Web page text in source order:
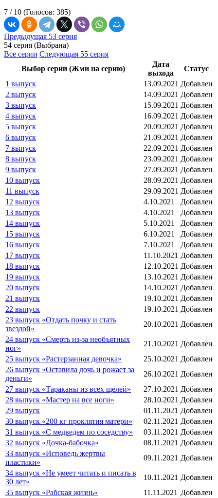
7 / 10 (Голосов: 385)
Предыдущая 53 серия
54 серия (Выбрана)
Все серии Следующая 55 серия
Выбор серии (Жми на серию)
Дата
выхода
Статус
1 выпуск
13.09.2021 Добавлен
2 выпуск
14.09.2021 Добавлен
3 выпуск
15.09.2021 Добавлен
4 выпуск
16.09.2021 Добавлен
5 выпуск
20.09.2021 Добавлен
6 выпуск
21.09.2021 Добавлен
7 выпуск
22.09.2021 Добавлен
8 выпуск
23.09.2021 Добавлен
9 выпуск
27.09.2021 Добавлен
10 выпуск
28.09.2021 Добавлен
11 выпуск
29.09.2021 Добавлен
12 выпуск
4.10.2021
Добавлен
13 выпуск
4.10.2021
Добавлен
14 выпуск
5.10.2021
Добавлен
15 выпуск
6.10.2021
Добавлен
16 выпуск
7.10.2021
Добавлен
17 выпуск
11.10.2021 Добавлен
18 выпуск
12.10.2021 Добавлен
19 выпуск
13.10.2021 Добавлен
20 выпуск
14.10.2021 Добавлен
21 выпуск
19.10.2021 Добавлен
22 выпуск
19.10.2021 Добавлен
23 выпуск «Отдать почку и стать
звездой»
20.10.2021 Добавлен
24 выпуск «Смерть из-за необъятных
ног»
21.10.2021 Добавлен
25 выпуск «Растерзанная девочка»
25.10.2021 Добавлен
26 выпуск «Оставила дочь и рожает за
деньги»
26.10.2021 Добавлен
27 выпуск «Тараканы из всех щелей»
27.10.2021 Добавлен
28 выпуск «Мастер на все ноги»
28.10.2021 Добавлен
29 выпуск
01.11.2021 Добавлен
30 выпуск «200 кг проклятия матери»
02.11.2021 Добавлен
31 выпуск «С медведем по соседству»
03.11.2021 Добавлен
32 выпуск «Дочка-бабочка»
08.11.2021 Добавлен
33 выпуск «Исповедь жертвы
пластики»
09.11.2021 Добавлен
34 выпуск «Не умеет читать и писать в
30 лет»
10.11.2021 Добавлен
35 выпуск «Рабская жизнь»
11.11.2021 Добавлен